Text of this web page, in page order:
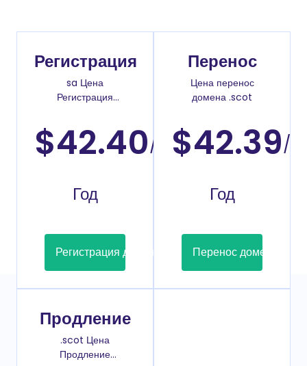
Регистрация
sa Цена
Регистрация
$42.40/
Год
Регистрация домена
Перенос
Цена перенос
домена .scot
$42.39/
Год
Перенос домена
Продление
.scot Цена
Продление